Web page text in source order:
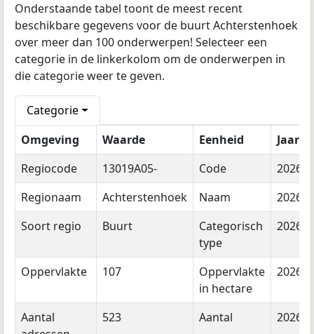
Onderstaande tabel toont de meest recent
beschikbare gegevens voor de buurt Achterstenhoek
over meer dan 100 onderwerpen! Selecteer een
categorie in de linkerkolom om de onderwerpen in
die categorie weer te geven.
Categorie
Omgeving
Waarde Eenheid
Jaar
Regiocode
13019A05- Code
2026
Regionaam
Achterstenhoek Naam
2026
Soort regio
Buurt
Categorisch
type
2026
Oppervlakte 107
Oppervlakte
in hectare
2026
Aantal
523 Aantal 2026